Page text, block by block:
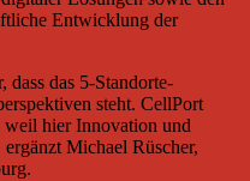
Entwicklung der
das 5-Standorte-
steht. CellPort
weil hier Innovation und
Michael Rüscher,